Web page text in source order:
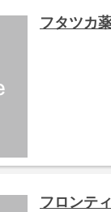
フタツカ
フロンテ